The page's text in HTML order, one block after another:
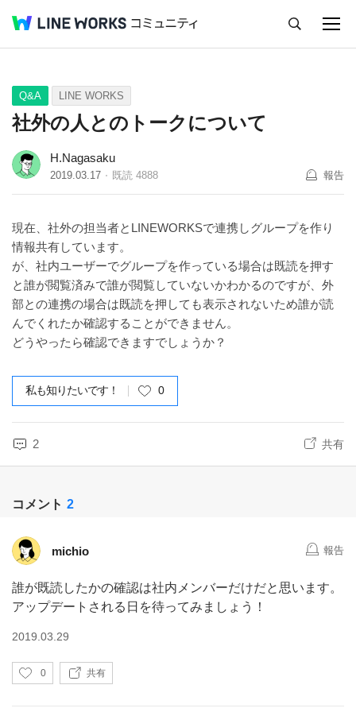
Q&A Tips Ideas
Q&A LINE WORKS
社外の人とのトークについて
H.Nagasaku
2019.03.17 既読 4888 報告
現在、社外の担当者とLINEWORKSで連携しグループを作り
情報共有しています。
が、社内ユーザーでグループを作っている場合は既読を押す
と誰が閲覧済みで誰が閲覧していないかわかるのですが、外
部との連携の場合は既読を押しても表示されないため誰が読
んでくれたか確認することができません。
どうやったら確認できますでしょうか？
私も知りたいです！ 0
2 共有
コメント 2
michio 報告
誰が既読したかの確認は社内メンバーだけだと思います。
アップデートされる日を待ってみましょう！
2019.03.29
い
0 共有